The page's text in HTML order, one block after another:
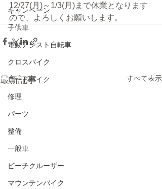
キャンペーン
子供車
電動アシスト自転車
クロスバイク
ロードバイク
修理
パーツ
整備
一般車
ビーチクルーザー
マウンテンバイク
12/27(月)～1/3(月)まで休業となります
ので、よろしくお願いします。
最新記事 すべて表示